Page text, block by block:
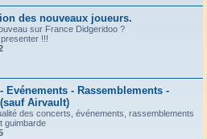
des nouveaux joueurs.
sur France Didgeridoo ?
!!!
Evénements - Rassemblements -
Airvault)
des concerts, événements, rassemblements
guimbarde